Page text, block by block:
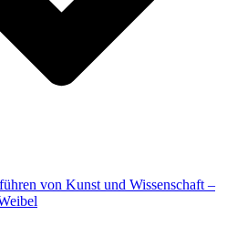
von Kunst und Wissenschaft –